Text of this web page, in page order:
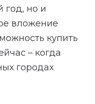
год, но и
вложение
купить
– когда
городах